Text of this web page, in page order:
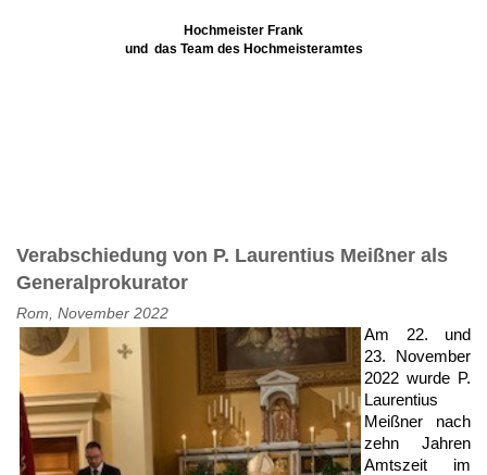
Hochmeister Frank
und das Team des Hochmeisteramtes
Verabschiedung von P. Laurentius Meißner als
Generalprokurator
Rom, November 2022
Am 22. und
23. November
2022 wurde P.
Laurentius
Meißner nach
zehn Jahren
Amtszeit im